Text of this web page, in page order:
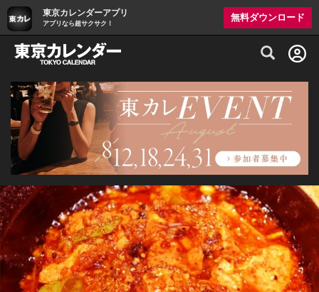
東京カレンダーアプリ
アプリなら超サクサク！
無料ダウンロード
グルメ情報・プレミアムレストラン予約